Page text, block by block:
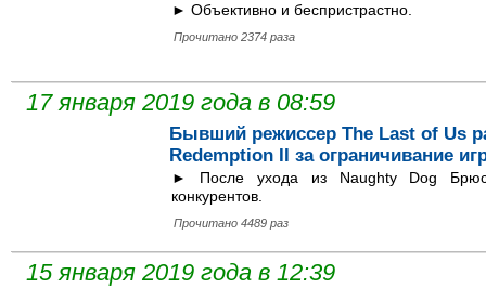
► Объективно и беспристрастно.
Прочитано 2374 раза
17 января 2019 года в 08:59
Бывший режиссер The Last of Us
Redemption II за ограничивание
► После ухода из Naughty Dog
конкурентов.
Прочитано 4489 раз
15 января 2019 года в 12:39